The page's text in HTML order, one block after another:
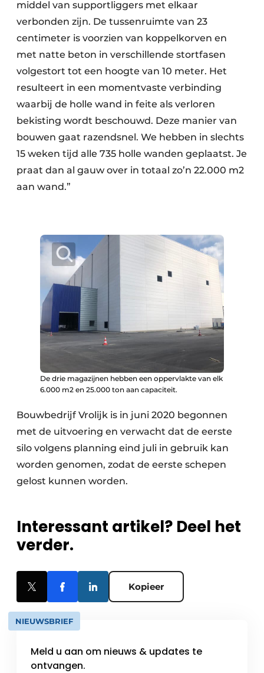
middel van supportliggers met elkaar
verbonden zijn. De tussenruimte van 23
centimeter is voorzien van koppelkorven en
met natte beton in verschillende stortfasen
volgestort tot een hoogte van 10 meter. Het
resulteert in een momentvaste verbinding
waarbij de holle wand in feite als verloren
bekisting wordt beschouwd. Deze manier van
bouwen gaat razendsnel. We hebben in slechts
15 weken tijd alle 735 holle wanden geplaatst. Je
praat dan al gauw over in totaal zo’n 22.000 m2
aan wand.”
De drie magazijnen hebben een oppervlakte van elk
6.000 m2 en 25.000 ton aan capaciteit.
Bouwbedrijf Vrolijk is in juni 2020 begonnen
met de uitvoering en verwacht dat de eerste
silo volgens planning eind juli in gebruik kan
worden genomen, zodat de eerste schepen
gelost kunnen worden.
Interessant artikel? Deel het
verder.
Kopieer
NIEUWSBRIEF
Meld u aan om nieuws & updates te
ontvangen.